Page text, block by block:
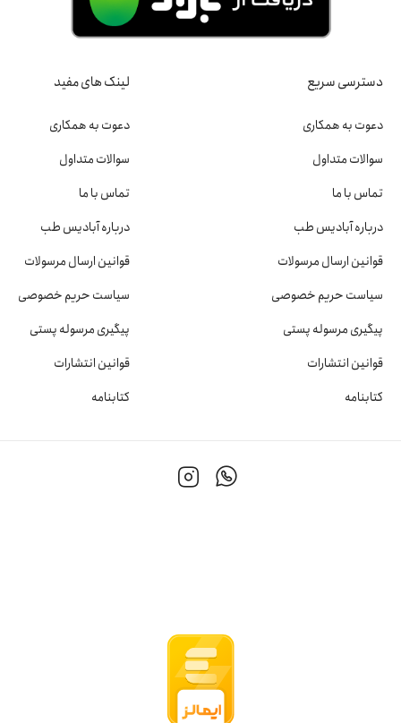
دسترسی سریع
دعوت به همکاری
سوالات متداول
تماس با ما
درباره آبادیس طب
قوانین ارسال مرسولات
سیاست حریم خصوصی
پیگیری مرسوله پستی
قوانین انتشارات
کتابنامه
لینک های مفید
دعوت به همکاری
سوالات متداول
تماس با ما
درباره آبادیس طب
قوانین ارسال مرسولات
سیاست حریم خصوصی
پیگیری مرسوله پستی
قوانین انتشارات
کتابنامه